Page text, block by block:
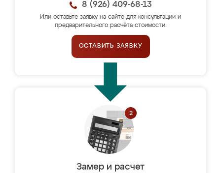
8 (926) 409-68-13
Или оставьте заявку на сайте для консультации и
предварительного расчёта стоимости.
ОСТАВИТЬ ЗАЯВКУ
Замер и расчет